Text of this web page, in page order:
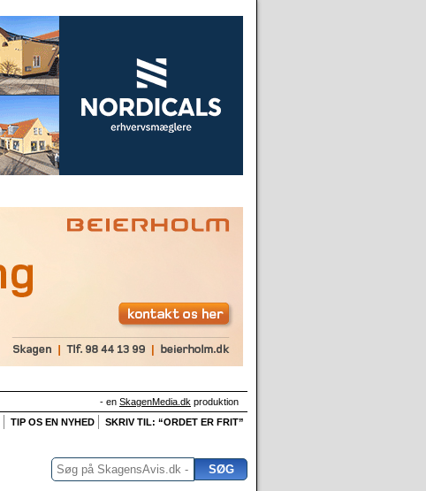
- en SkagenMedia.dk produktion
TIP OS EN NYHED SKRIV TIL: “ORDET ER FRIT”